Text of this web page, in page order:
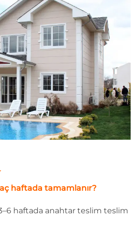
haftada tamamlanır?
haftada anahtar teslim teslim